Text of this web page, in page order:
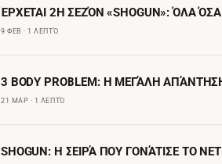
ΈΡΧΕΤΑΙ 2Η ΣΕΖΌΝ «SHOGUN»: ΌΛΑ
9 ΦΕΒ · 1 ΛΕΠΤΌ
3 BODY PROBLEM: Η ΜΕΓΆΛΗ
21 ΜΑΡ · 1 ΛΕΠΤΌ
SHOGUN: Η ΣΕΙΡΆ ΠΟΥ ΓΟΝΆΤΙΣΕ ΤΟ